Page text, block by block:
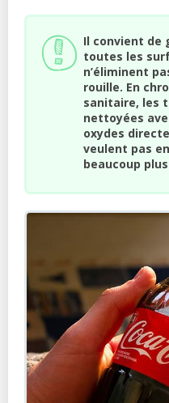
Il convient de
toutes les
n’éliminent
rouille. En
sanitaire, les
nettoyées
oxydes
veulent pas
beaucoup